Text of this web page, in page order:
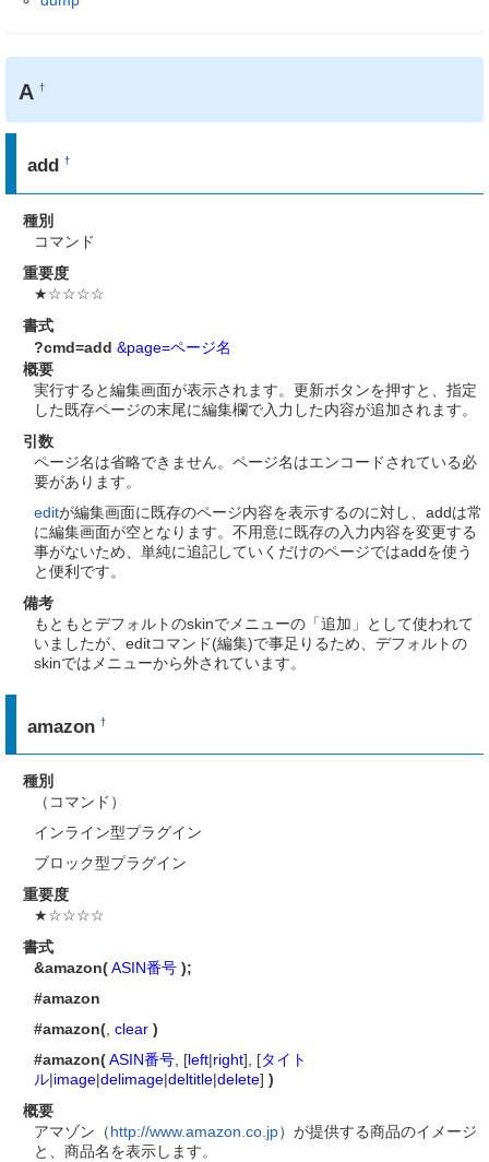
A†
add†
種別
コマンド
重要度
★☆☆☆☆
書式
?cmd=add &page=ページ名
概要
実行すると編集画面が表示されます。更新ボタンを押すと、指定
した既存ページの末尾に編集欄で入力した内容が追加されます。
引数
ページ名は省略できません。ページ名はエンコードされている必
要があります。
editが編集画面に既存のページ内容を表示するのに対し、addは常
に編集画面が空となります。不用意に既存の入力内容を変更する
事がないため、単純に追記していくだけのページではaddを使う
と便利です。
備考
もともとデフォルトのskinでメニューの「追加」として使われて
いましたが、editコマンド(編集)で事足りるため、デフォルトの
skinではメニューから外されています。
amazon†
種別
（コマンド）
インライン型プラグイン
ブロック型プラグイン
重要度
★☆☆☆☆
書式
&amazon(ASIN番号 );
#amazon
#amazon( clear )
#amazon(ASIN番号 , [left|right], [タイト
ル|image|delimage|deltitle|delete] )
概要
アマゾン（http://www.amazon.co.jp）が提供する商品のイメージ
と、商品名を表示します。